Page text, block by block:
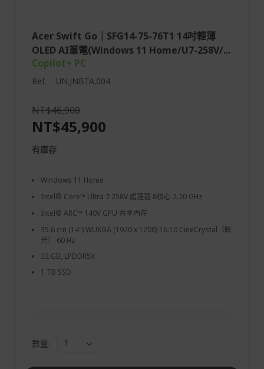
Acer Swift Go｜SFG14-75-76T1 14吋輕薄
OLED AI筆電(Windows 11 Home/U7-258V/...
Copilot+ PC
Ref. UN.JNBTA.004
NT$46,900
NT$45,900
有庫存
Windows 11 Home
Intel® Core™ Ultra 7 258V 處理器 8核心 2.20 GHz
Intel® ARC™ 140V GPU 共享內存
35.6 cm (14") WUXGA (1920 x 1200) 16:10 CineCrystal（眩
光） 60 Hz
32 GB, LPDDR5X
1 TB SSD
數量: